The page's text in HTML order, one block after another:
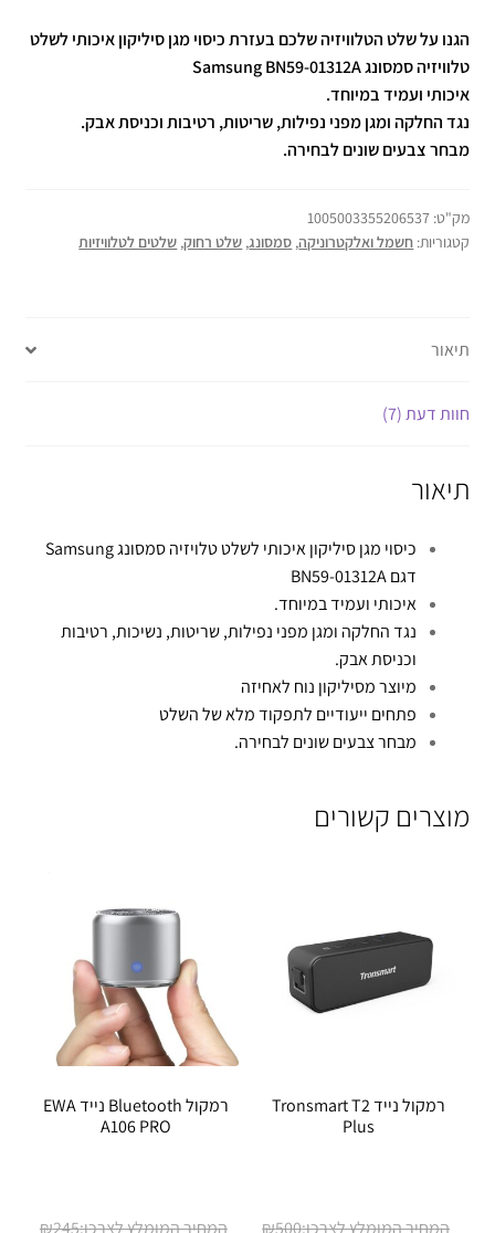
הגנו על שלטהטלוויזיהשלכם בעזרת כיסוי מגן סיליקון איכותי לשלט
טלוויזיה סמסונג Samsung BN59-01312A
איכותי ועמיד במיוחד.
נגד החלקה ומגן מפני נפילות, שריטות, רטיבות וכניסת אבק.
מבחר צבעים שונים לבחירה.
מק"ט: 1005003355206537
קטגוריות: חשמל ואלקטרוניקה, סמסונג, שלט רחוק, שלטים לטלוויזיות
תיאור
חוות דעת (7)
תיאור
כיסוי מגן סיליקון איכותי לשלט טלויזיה סמסונג Samsung
דגם BN59-01312A
איכותי ועמיד במיוחד.
נגד החלקה ומגן מפני נפילות, שריטות, נשיכות, רטיבות
וכניסת אבק.
מיוצר מסיליקון נוח לאחיזה
פתחים ייעודיים לתפקוד מלא של השלט
מבחר צבעים שונים לבחירה.
מוצרים קשורים
רמקול נייד Tronsmart T2
Plus
המחיר
רמקול Bluetooth נייד EWA
A106 PRO